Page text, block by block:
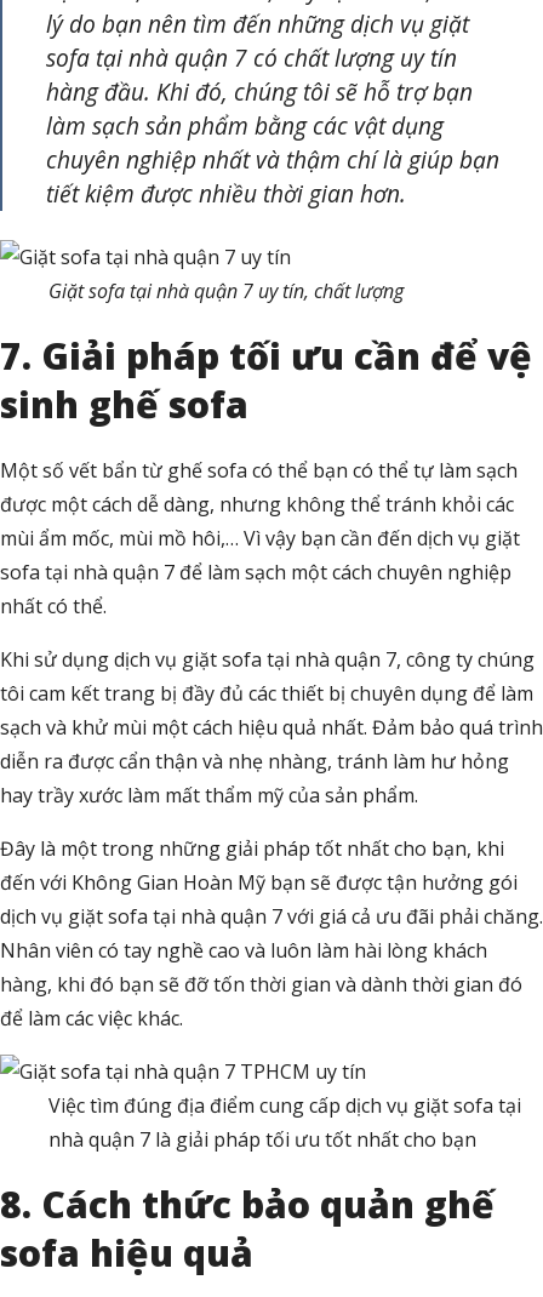
lý do bạn nên tìm đến những dịch vụ giặt
sofa tại nhà quận 7 có chất lượng uy tín
hàng đầu. Khi đó, chúng tôi sẽ hỗ trợ bạn
làm sạch sản phẩm bằng các vật dụng
chuyên nghiệp nhất và thậm chí là giúp bạn
tiết kiệm được nhiều thời gian hơn.
Giặt sofa tại nhà quận 7 uy tín, chất lượng
7. Giải pháp tối ưu cần để vệ
sinh ghế sofa
Một số vết bẩn từ ghế sofa có thể bạn có thể tự làm sạch
được một cách dễ dàng, nhưng không thể tránh khỏi các
mùi ẩm mốc, mùi mồ hôi,… Vì vậy bạn cần đến dịch vụ giặt
sofa tại nhà quận 7 để làm sạch một cách chuyên nghiệp
nhất có thể.
Khi sử dụng dịch vụ giặt sofa tại nhà quận 7, công ty chúng
tôi cam kết trang bị đầy đủ các thiết bị chuyên dụng để làm
sạch và khử mùi một cách hiệu quả nhất. Đảm bảo quá trình
diễn ra được cẩn thận và nhẹ nhàng, tránh làm hư hỏng
hay trầy xước làm mất thẩm mỹ của sản phẩm.
Đây là một trong những giải pháp tốt nhất cho bạn, khi
đến với Không Gian Hoàn Mỹ bạn sẽ được tận hưởng gói
dịch vụ giặt sofa tại nhà quận 7 với giá cả ưu đãi phải chăng.
Nhân viên có tay nghề cao và luôn làm hài lòng khách
hàng, khi đó bạn sẽ đỡ tốn thời gian và dành thời gian đó
để làm các việc khác.
Việc tìm đúng địa điểm cung cấp dịch vụ giặt sofa tại
nhà quận 7 là giải pháp tối ưu tốt nhất cho bạn
8. Cách thức bảo quản ghế
sofa hiệu quả